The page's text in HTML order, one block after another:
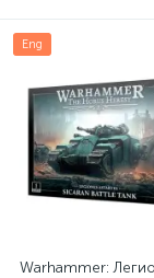
Eng
Warhammer: